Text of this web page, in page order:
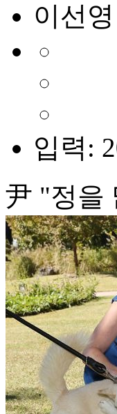
이선
입력:
尹 "정을